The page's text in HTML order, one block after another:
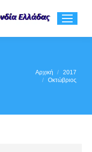
You are here:
Αρχική
2017
Οκτώβριος